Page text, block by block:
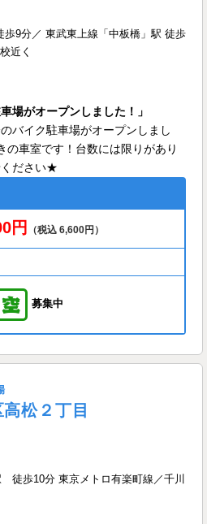
9分／ 東武東上線「中板橋」駅 徒歩
近く
場がオープンしました！」
バイク駐車場がオープンしまし
の車室です！台数には限りがあり
ください★
円 （税込 6,600円）
募集中
松２丁目
徒歩10分 東京メトロ有楽町線／千川